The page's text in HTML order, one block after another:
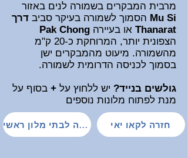
מרבית המבקרים בשמורה לנים באזור
Mu Si הסמוך לשמורה בעיקר סביב דרך
Thanarat או בעיירה Pak Chong
הצפונית יותר, המרוחקת כ-20 ק
"מ
מהשמורה. מיעוט מהמבקרים ישן
בסמוך לכניסה הדרומית לשמורה.
גולשים בנייד? יש ללחוץ על + בסוף על
מנת לפתוח מלונות נוספים
חזרה לבתי מלון ראשי חזרה לקאו יאי